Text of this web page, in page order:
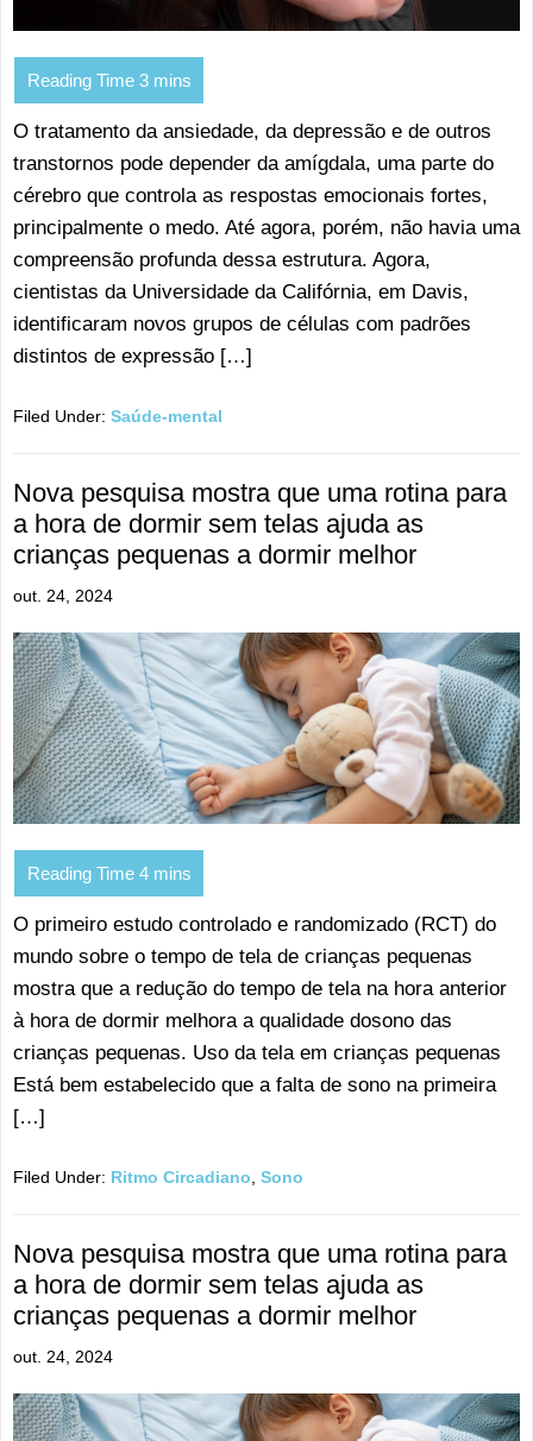
O tratamento da ansiedade, da depressão e de outros
transtornos pode depender da amígdala, uma parte do
cérebro que controla as respostas emocionais fortes,
principalmente o medo. Até agora, porém, não havia uma
compreensão profunda dessa estrutura. Agora,
cientistas da Universidade da Califórnia, em Davis,
identificaram novos grupos de células com padrões
distintos de expressão […]
Filed Under: Saúde-mental
Nova pesquisa mostra que uma rotina para
a hora de dormir sem telas ajuda as
crianças pequenas a dormir melhor
out. 24, 2024
O primeiro estudo controlado e randomizado (RCT) do
mundo sobre o tempo de tela de crianças pequenas
mostra que a redução do tempo de tela na hora anterior
à hora de dormir melhora a qualidade dosono das
crianças pequenas. Uso da tela em crianças pequenas
Está bem estabelecido que a falta de sono na primeira
[…]
Filed Under: Ritmo Circadiano, Sono
Nova pesquisa mostra que uma rotina para
a hora de dormir sem telas ajuda as
crianças pequenas a dormir melhor
out. 24, 2024